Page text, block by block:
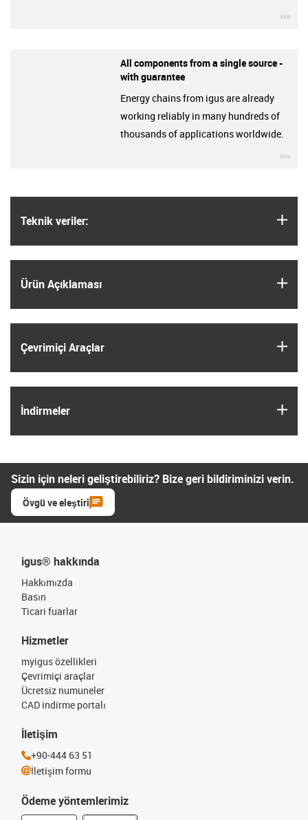
Teknik veriler:
Ürün Açıklaması
Çevrimiçi Araçlar
İndirmeler
All components from a single source -
with guarantee
Energy chains from igus are already
working reliably in many hundreds of
thousands of applications worldwide.
Sizin için neleri geliştirebiliriz? Bize geri bildiriminizi verin.
Övgü ve eleştiri
igus® hakkında
Hakkımızda
Basın
Ticari fuarlar
Ödeme yöntemlerimiz
Hizmetler
myigus özellikleri
Çevrimiçi araçlar
Ücretsiz numuneler
CAD indirme portalı
İletişim
+90-444 63 51
İletişim formu